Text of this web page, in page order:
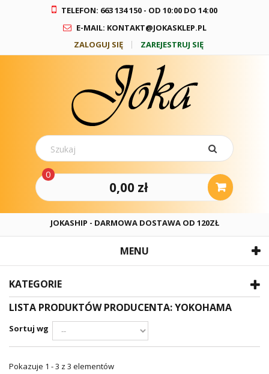
TELEFON: 663 134 150 - OD 10:00 DO 14:00
E-MAIL: KONTAKT@JOKASKLEP.PL
ZALOGUJ SIĘ
ZAREJESTRUJ SIĘ
0
0,00 zł
JOKASHIP - DARMOWA DOSTAWA OD 120ZŁ
MENU
KATEGORIE
LISTA PRODUKTÓW PRODUCENTA: YOKOHAMA
Sortuj wg
Pokazuje 1 - 3 z 3 elementów